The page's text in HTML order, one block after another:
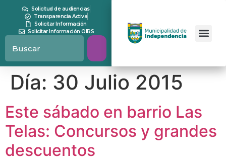
contenidoSolicitud de audiencias
Transparencia Activa
Solicitar Información
Solicitar Información OIRS
Día: 30 Julio 2015
Este sábado en barrio Las
Telas: Concursos y grandes
descuentos